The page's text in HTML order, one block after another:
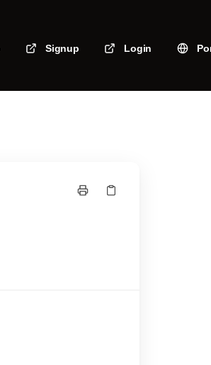
Signup Login